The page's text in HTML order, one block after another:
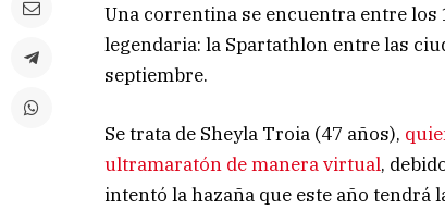
Una correntina se encuentra entre
legendaria: la Spartathlon entre las
septiembre.
Se trata de Sheyla Troia (47 años),
ultramaratón de manera virtual,
intentó la hazaña que este año tendrá